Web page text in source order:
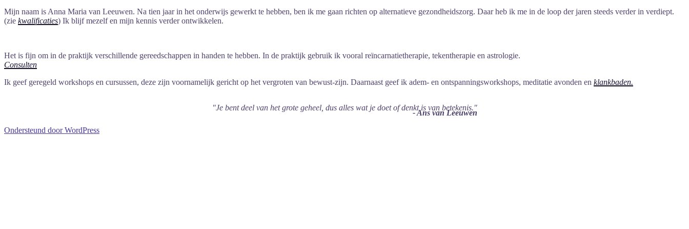
Mijn naam is Anna Maria van Leeuwen. Na tien jaar in het onderwijs gewerkt te hebben, ben ik me gaan richten op alternatieve gezondheidszorg. Daar heb ik me in de loop der jaren steeds verder in verdiept.
(zie kwalificaties) Ik blijf mezelf en mijn kennis verder ontwikkelen.
Het is fijn om in de praktijk verschillende gereedschappen in handen te hebben. In de praktijk gebruik ik vooral reïncarnatietherapie, tekentherapie en astrologie.
Consulten
Ik geef geregeld workshops en cursussen, deze zijn voornamelijk gericht op het vergroten van bewust-zijn. Daarnaast geef ik adem- en ontspanningsworkshops, meditatie avonden en klankbaden.
"Je bent deel van het grote geheel, dus alles wat je doet of denkt is van betekenis."
- Ans van Leeuwen
Ondersteund door WordPress